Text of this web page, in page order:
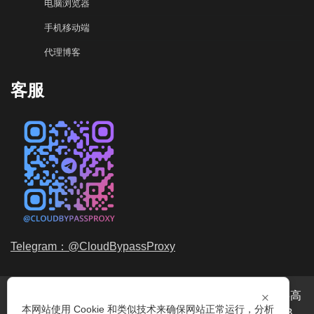
电脑浏览器
手机移动端
代理博客
客服
Telegram：@CloudBypassProxy
代理服务提供商，我们提供高
×
本网站使用 Cookie 和类似技术来确保网站正常运行，分析